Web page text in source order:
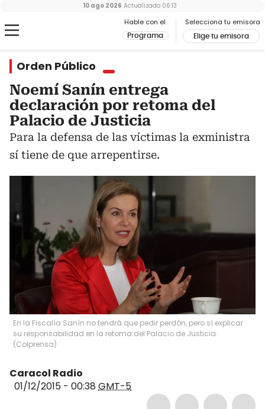
Hable con el
Programa
Selecciona tu emisora
Elige tu emisora
10 ago 2026 Actualizado 06:13
Orden Público
Noemí Sanín entrega
declaración por retoma del
Palacio de Justicia
Para la defensa de las víctimas la exministra
sí tiene de que arrepentirse.
En la Fiscalía Sanín no tendrá que pedir perdón, pero sí explicar
su responsabilidad en la retoma del Palacio de Justicia.
(Colprensa)
Caracol Radio
01/12/2015 - 00:38 GMT-5